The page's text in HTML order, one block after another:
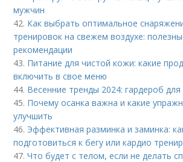
мужчин
42. Как выбрать оптимальное
тренировок на свежем воздухе:
рекомендации
43. Питание для чистой кожи: какие
включить в свое меню
44. Весенние тренды 2024: гардероб для
45. Почему осанка важна и какие
улучшить
46. Эффективная разминка и заминка:
подготовиться к бегу или кардио
47.Что будет с телом, если не делать